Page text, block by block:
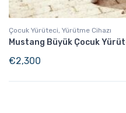
Çocuk Yürüteci, Yürütme Cihazı
Mustang Büyük Çocuk
€2,300